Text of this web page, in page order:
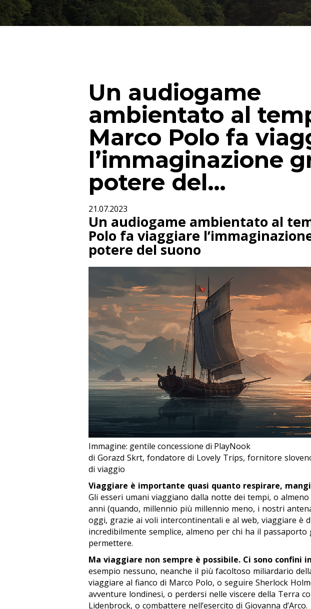
Un audiogame
ambientato al
Marco Polo fa
l’immaginazione
potere del…
21.07.2023
Un audiogame ambientato al
Polo fa viaggiare
potere del suono
Immagine: gentile concessione di PlayNook
di Gorazd Skrt, fondatore di Lovely Trips, fornitore
di viaggio
Viaggiare è importante quasi quanto respirare,
Gli esseri umani viaggiano dalla notte dei tempi, o
anni (quando, millennio più millennio meno, i nostri
oggi, grazie ai voli intercontinentali e al web, viaggiare è
incredibilmente semplice, almeno per chi ha il
permettere.
Ma viaggiare non sempre è possibile. Ci sono confini
esempio nessuno, neanche il più facoltoso miliardario
viaggiare al fianco di Marco Polo, o seguire Sherlock
avventure londinesi, o perdersi nelle viscere della Terra
Lidenbrock, o combattere nell’esercito di Giovanna d’Arco.